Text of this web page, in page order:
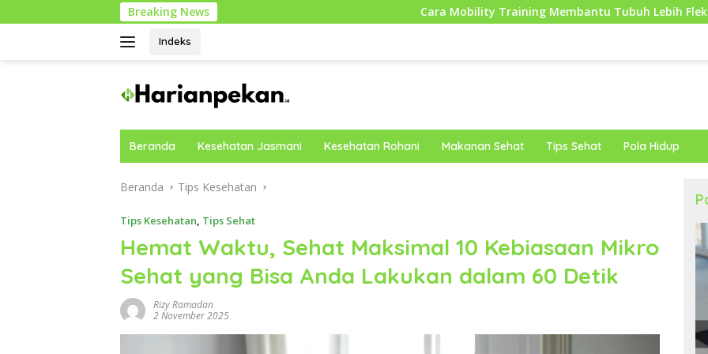
ke
Breaking News Cara Mobility Training Membantu Tubuh Lebih Fleksibel dan Siap
Indeks
Beranda Kesehatan Jasmani Kesehatan Rohani Makanan Sehat Tips Sehat Pola Hidup
Beranda Tips Kesehatan
Tips Kesehatan, Tips Sehat
Hemat Waktu, Sehat Maksimal 10 Kebiasaan Mikro
Sehat yang Bisa Anda Lakukan dalam 60 Detik
Rizy Ramadan
2 November 2025